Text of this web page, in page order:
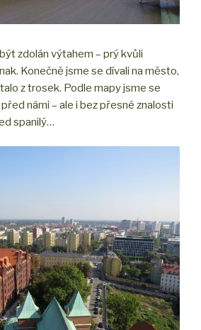
zdolán výtahem – prý kvůli
Konečně jsme se dívali na město,
z trosek. Podle mapy jsme se
námi – ale i bez přesné znalosti
spanilý…